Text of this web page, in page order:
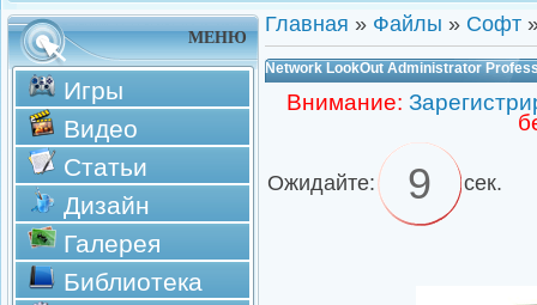
МЕНЮ
Игры
Видео
Статьи
Дизайн
Галерея
Библиотека
Главная » Файлы » Софт
Network LookOut Administrator
Внимание:
Ожидайте: 8 сек.